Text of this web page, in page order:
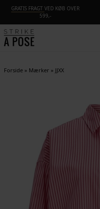
GRATIS FRAGT VED KØB OVER
599,-
Forside» Mærker » JJXX